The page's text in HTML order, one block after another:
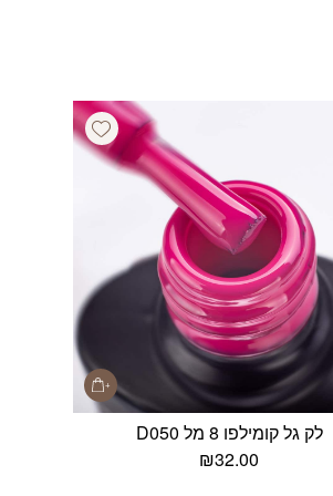
Add wishlist
לק גל קומילפו 8 מל D050
₪32.00